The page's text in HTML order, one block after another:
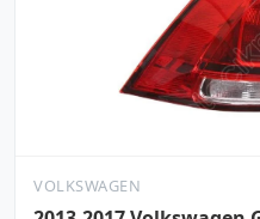
VOLKSWAGEN